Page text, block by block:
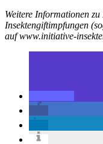
Weitere Informationen
Insektengiftimpfungen
auf www.initiative-